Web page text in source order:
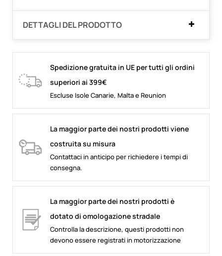
DETTAGLI DEL PRODOTTO
Spedizione gratuita in UE per tutti gli ordini
superiori ai 399€
Escluse Isole Canarie, Malta e Reunion
La maggior parte dei nostri prodotti viene
costruita su misura
Contattaci in anticipo per richiedere i tempi di
consegna.
La maggior parte dei nostri prodotti è
dotato di omologazione stradale
Controlla la descrizione, questi prodotti non
devono essere registrati in motorizzazione